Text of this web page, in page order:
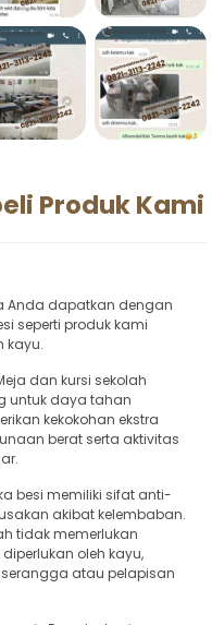
Produk Kami
Anda dapatkan dengan
seperti produk kami
kayu.
dan kursi sekolah
untuk daya tahan
kekokohan ekstra
berat serta aktivitas
besi memiliki sifat anti-
akibat kelembaban.
tidak memerlukan
oleh kayu,
atau pelapisan